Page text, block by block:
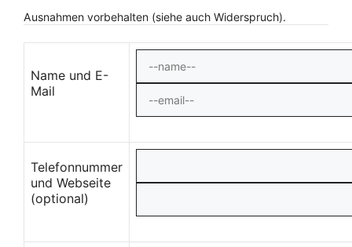
Ausnahmen vorbehalten (siehe auch Widerspruch).
Name und E-
Mail
Telefonnummer
und Webseite
(optional)